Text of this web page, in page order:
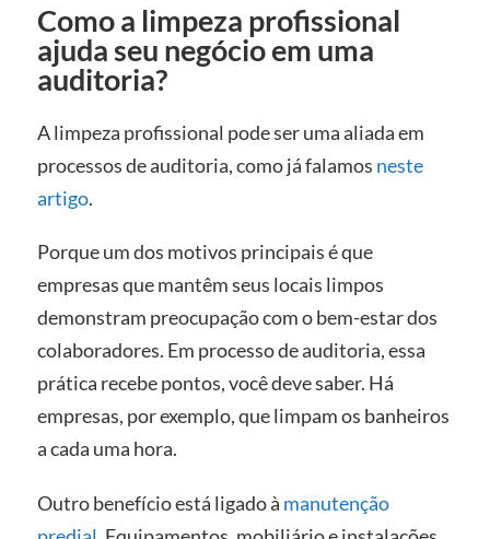
Como a limpeza profissional
ajuda seu negócio em uma
auditoria?
A limpeza profissional pode ser uma aliada em
processos de auditoria, como já falamos neste
artigo.
Porque um dos motivos principais é que
empresas que mantêm seus locais limpos
demonstram preocupação com o bem-estar dos
colaboradores. Em processo de auditoria, essa
prática recebe pontos, você deve saber. Há
empresas, por exemplo, que limpam os banheiros
a cada uma hora.
Outro benefício está ligado à manutenção